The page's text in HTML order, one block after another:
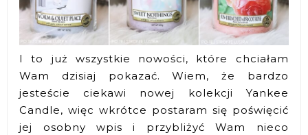
I to już wszystkie nowości, które chciałam
Wam dzisiaj pokazać. Wiem, że bardzo
jesteście ciekawi nowej kolekcji Yankee
Candle, więc wkrótce postaram się poświęcić
jej osobny wpis i przybliżyć Wam nieco